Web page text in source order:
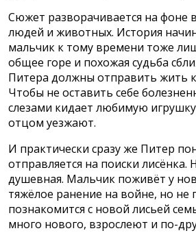
Сюжет разворачивается на фоне
людей и животных. История
мальчик к тому времени тоже
общее горе и похожая судьба
Питера должны отправить жить к
Чтобы не оставить себе
слезами кидает любимую
отцом уезжают.
И практически сразу же Питер
отправляется на поиски
душевная. Мальчик поживёт у
тяжёлое ранение на войне, но не
познакомится с новой лисьей
много нового, взрослеют и по-